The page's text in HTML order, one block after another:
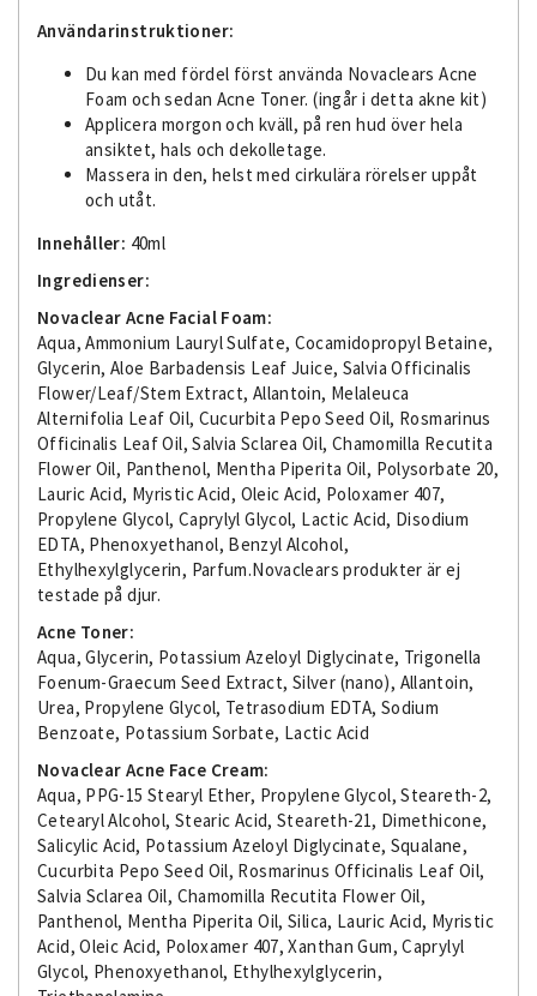
Användarinstruktioner:
Du kan med fördel först använda Novaclears Acne
Foam och sedan Acne Toner. (ingår i detta akne kit)
Applicera morgon och kväll, på ren hud över hela
ansiktet, hals och dekolletage.
Massera in den, helst med cirkulära rörelser uppåt
och utåt.
Innehåller: 40ml
Ingredienser:
Novaclear Acne Facial Foam:
Aqua, Ammonium Lauryl Sulfate, Cocamidopropyl Betaine,
Glycerin, Aloe Barbadensis Leaf Juice, Salvia Officinalis
Flower/Leaf/Stem Extract, Allantoin, Melaleuca
Alternifolia Leaf Oil, Cucurbita Pepo Seed Oil, Rosmarinus
Officinalis Leaf Oil, Salvia Sclarea Oil, Chamomilla Recutita
Flower Oil, Panthenol, Mentha Piperita Oil, Polysorbate 20,
Lauric Acid, Myristic Acid, Oleic Acid, Poloxamer 407,
Propylene Glycol, Caprylyl Glycol, Lactic Acid, Disodium
EDTA, Phenoxyethanol, Benzyl Alcohol,
Ethylhexylglycerin, Parfum.Novaclears produkter är ej
testade på djur.
Acne Toner:
Aqua, Glycerin, Potassium Azeloyl Diglycinate, Trigonella
Foenum-Graecum Seed Extract, Silver (nano), Allantoin,
Urea, Propylene Glycol, Tetrasodium EDTA, Sodium
Benzoate, Potassium Sorbate, Lactic Acid
Novaclear Acne Face Cream:
Aqua, PPG-15 Stearyl Ether, Propylene Glycol, Steareth-2,
Cetearyl Alcohol, Stearic Acid, Steareth-21, Dimethicone,
Salicylic Acid, Potassium Azeloyl Diglycinate, Squalane,
Cucurbita Pepo Seed Oil, Rosmarinus Officinalis Leaf Oil,
Salvia Sclarea Oil, Chamomilla Recutita Flower Oil,
Panthenol, Mentha Piperita Oil, Silica, Lauric Acid, Myristic
Acid, Oleic Acid, Poloxamer 407, Xanthan Gum, Caprylyl
Glycol, Phenoxyethanol, Ethylhexylglycerin,